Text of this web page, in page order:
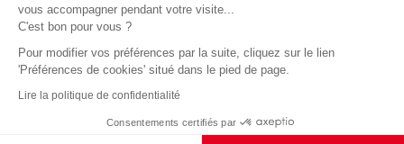
vous accompagner pendant votre visite...
C'est bon pour vous ?
Pour modifier vos préférences par la suite, cliquez sur le lien
'Préférences de cookies' situé dans le pied de page.
Lire la politique de confidentialité
Consentements certifiés par
Copyright © 2026 La Presse du Doubs
2725-8165 - N° de commission paritaire : 1125 Y 94392
Données Personnelles
Mentions Légales